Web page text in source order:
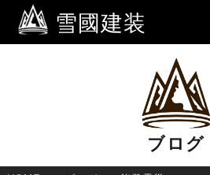
雪國建装
ブログ